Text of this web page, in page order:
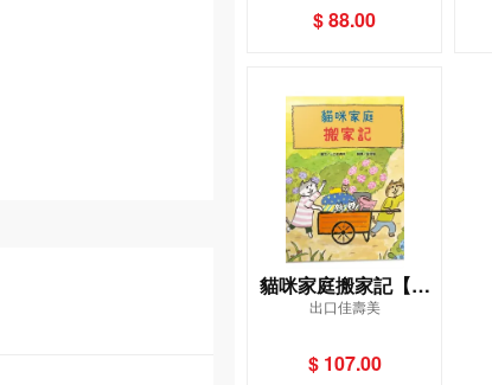
$ 88.00
貓咪家庭搬家記【社
會情緒 × 人際互動】
邊打包行李……咦，
出口佳壽美
$ 107.00